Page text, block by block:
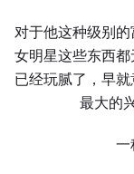
对于他这种级别
女明星这些东西
已经玩腻了，早
最大的
一